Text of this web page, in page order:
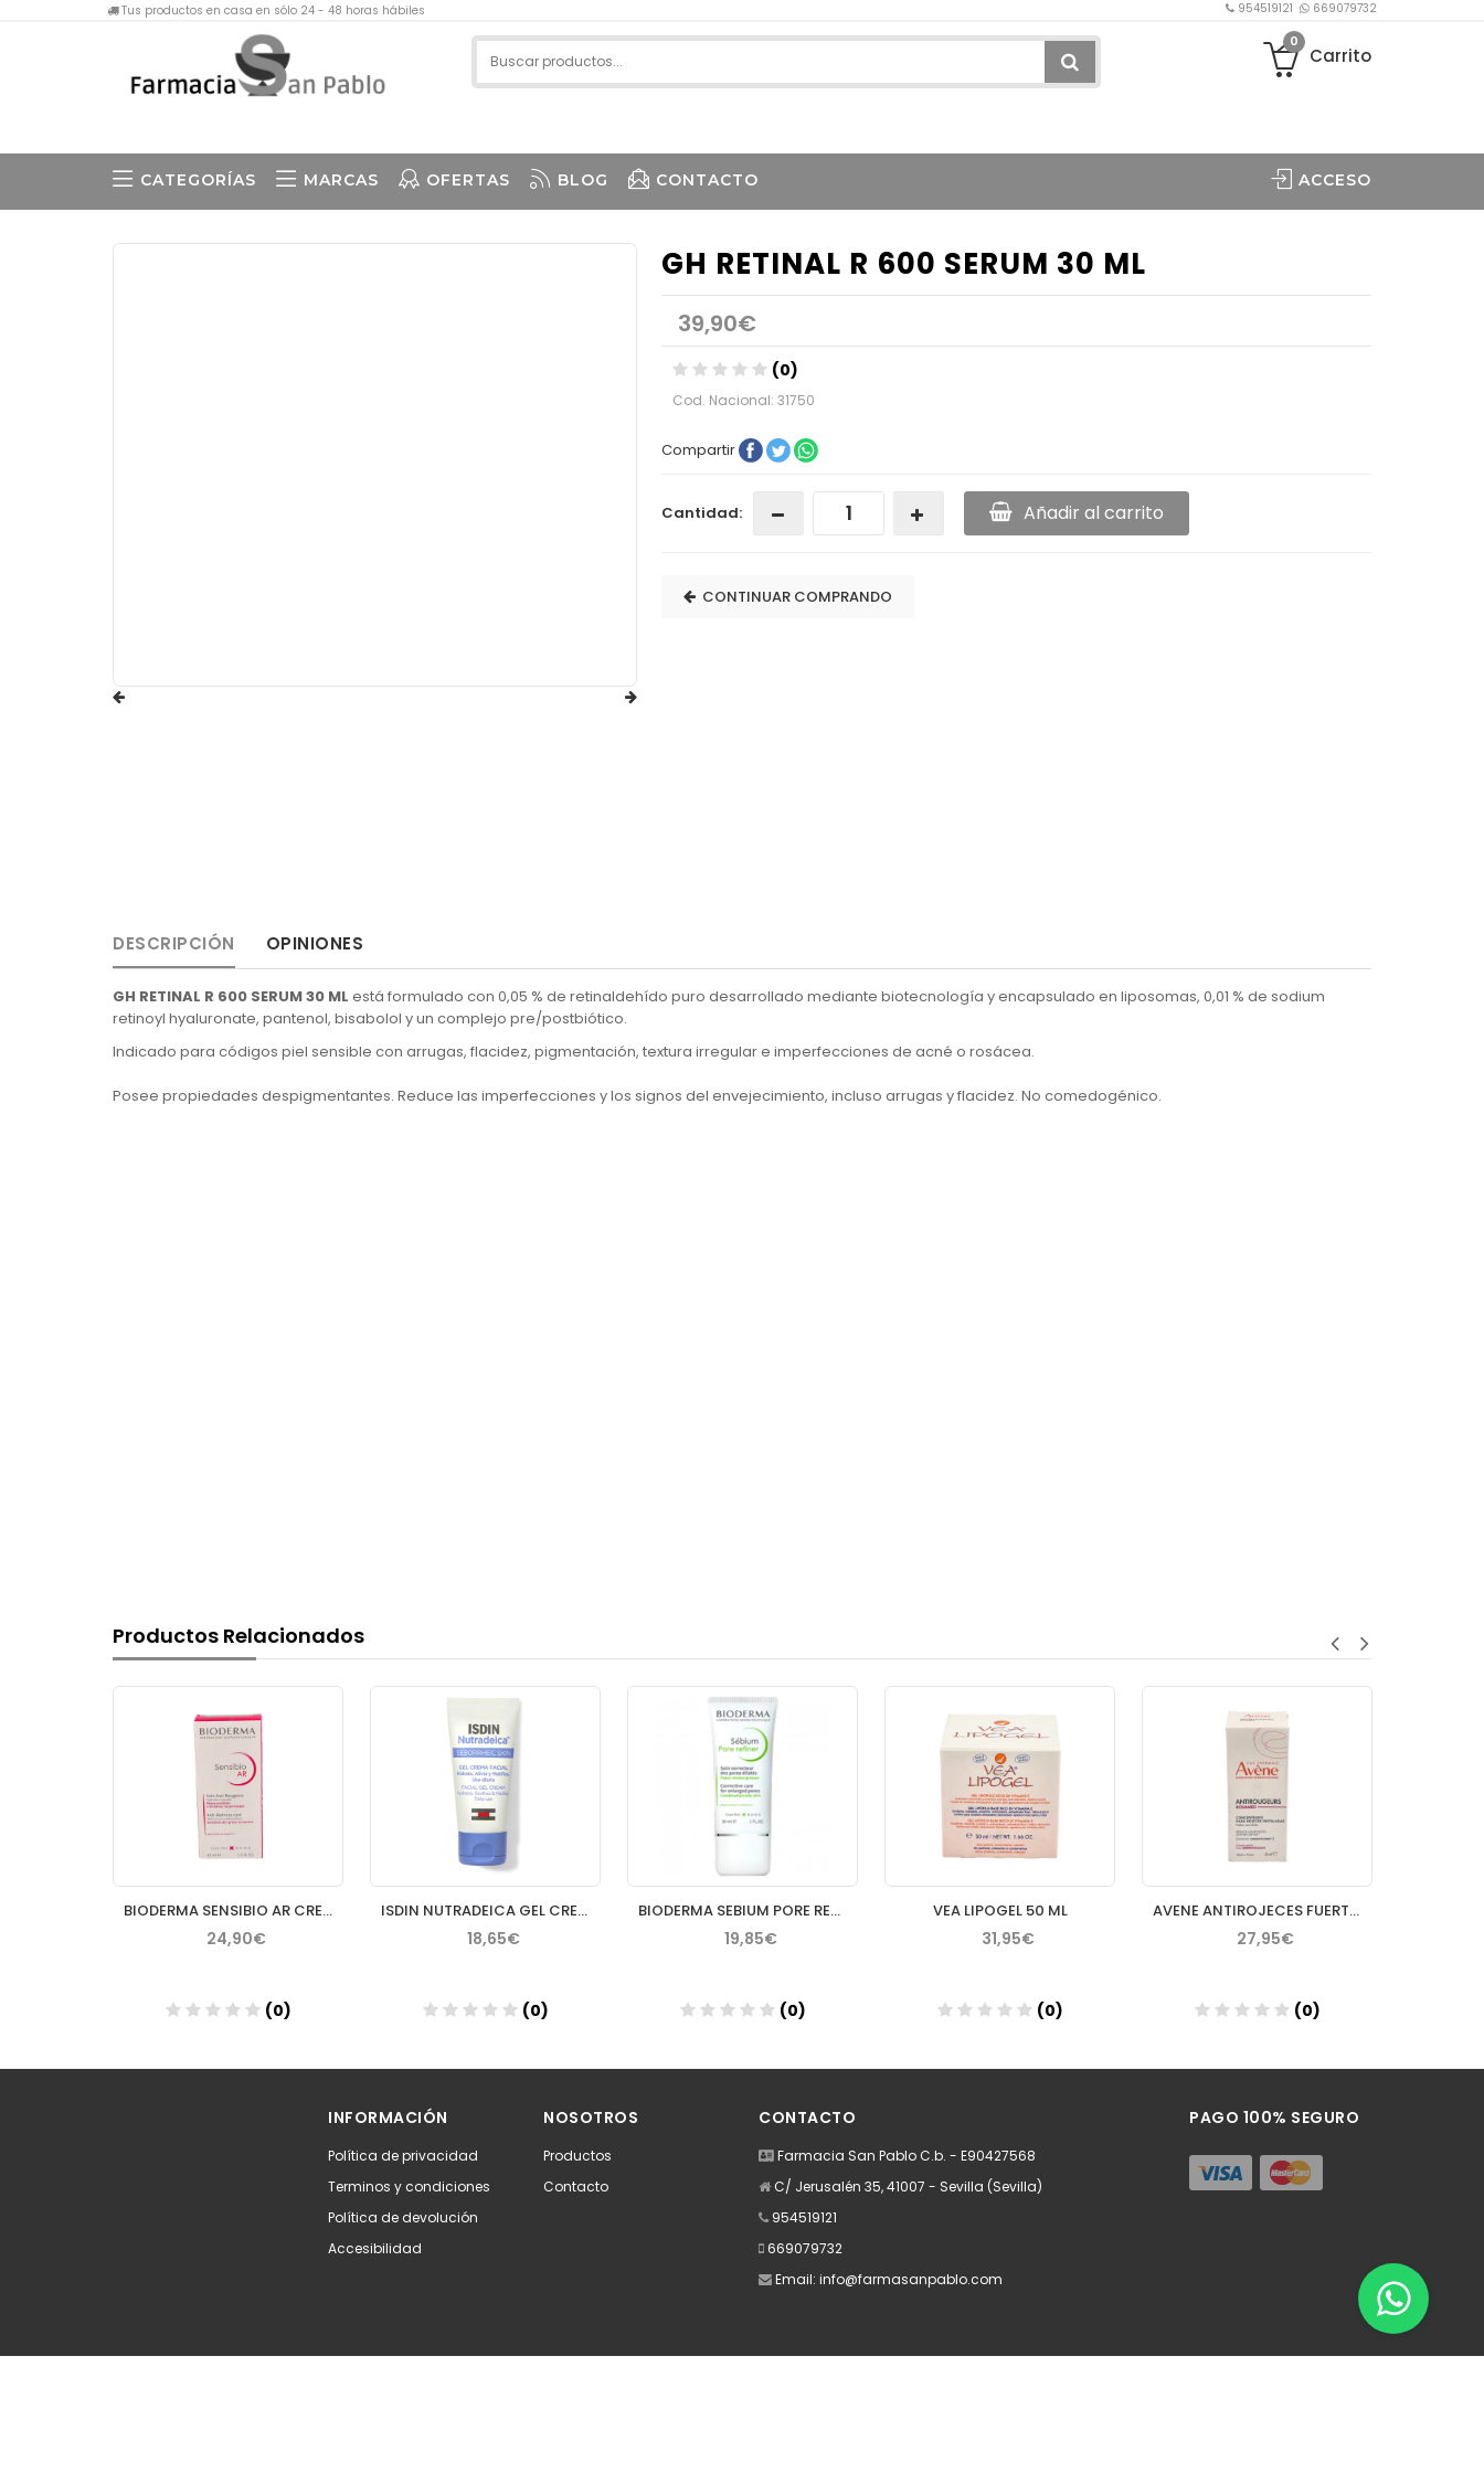
Tus productos en casa en sólo 24 - 48 horas hábiles 954519121 669079732
0
Carrito
CATEGORÍAS MARCAS OFERTAS BLOG CONTACTO ACCESO
GH RETINAL R 600 SERUM 30 ML
39,90€
(0)
Cod. Nacional: 31750
Compartir
Cantidad: Añadir al carrito
CONTINUAR COMPRANDO
DESCRIPCIÓN OPINIONES
GH RETINAL R 600 SERUM 30 ML está formulado con 0,05 % de retinaldehído puro desarrollado mediante biotecnología y encapsulado en liposomas, 0,01 % de sodium
retinoyl hyaluronate, pantenol, bisabolol y un complejo pre/postbiótico.
Indicado para códigos piel sensible con arrugas, flacidez, pigmentación, textura irregular e imperfecciones de acné o rosácea.
Posee propiedades despigmentantes. Reduce las imperfecciones y los signos del envejecimiento, incluso arrugas y flacidez. No comedogénico.
Productos Relacionados
BIODERMA SENSIBIO AR CREMA 40 ML
24,90€
(0)
ISDIN NUTRADEICA GEL CREMA FACIAL PIEL SEBORREICA 50 ML
18,65€
(0)
BIODERMA SEBIUM PORE REFINER 30 ML
19,85€
(0)
VEA LIPOGEL 50 ML
31,95€
(0)
AVENE ANTIROJECES FUERTE CONCENTRADO 30 ML
27,95€
(0)
INFORMACIÓN
Política de privacidad
Terminos y condiciones
Política de devolución
Accesibilidad
NOSOTROS
Productos
Contacto
CONTACTO
Farmacia San Pablo C.b. - E90427568
C/ Jerusalén 35, 41007 - Sevilla (Sevilla)
954519121
669079732
Email: info@farmasanpablo.com
PAGO 100% SEGURO